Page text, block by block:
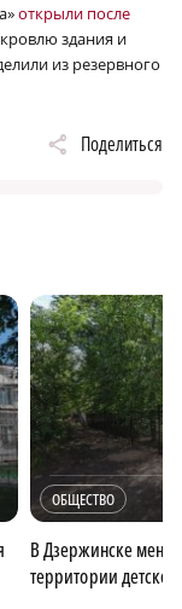
открыли после
здания и
из резервного
Поделиться
ОБЩЕСТВО
В Дзержинске
территории